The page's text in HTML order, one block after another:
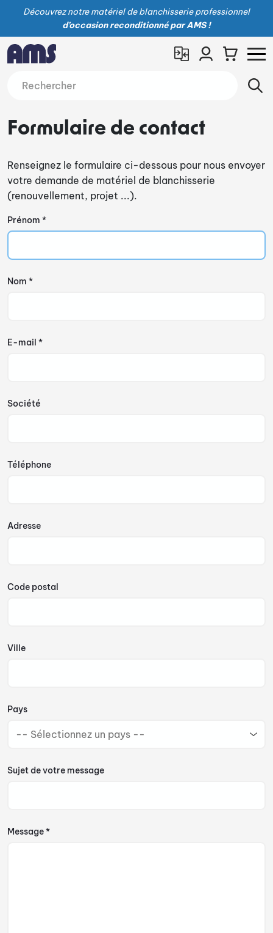
Découvrez notre matériel de blanchisserie professionnel
d’occasion reconditionné par AMS !
Formulaire de contact
Renseignez le formulaire ci-dessous pour nous envoyer
votre demande de matériel de blanchisserie
(renouvellement, projet ...).
Prénom *
Nom *
E-mail *
Société
Téléphone
Adresse
Code postal
Ville
Pays
Sujet de votre message
Message *